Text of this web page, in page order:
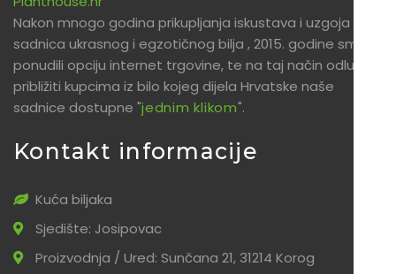
Nakon mnogo godina prikupljanja iskustava i uzgoja
sadnica ukrasnog i egzotičnog bilja , 2015. godine smo
ponudili opciju internet trgovine, te na taj način odlučili
približiti kupcima iz bilo kojeg dijela Hrvatske naše
sadnice dostupne "jednim klikom".
Kontakt informacije
Kuća biljaka
Sjedište: Josipovac
Proizvodnja / Ured: Sunčana 21, 31214 Korog